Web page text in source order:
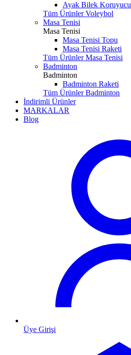
Ayak Bilek Koruyucu
Tüm Ürünler Voleybol
Masa Tenisi
Masa Tenisi
Masa Tenisi Topu
Masa Tenisi Raketi
Tüm Ürünler Masa Tenisi
Badminton
Badminton
Badminton Raketi
Tüm Ürünler Badminton
İndirimli Ürünler
MARKALAR
Blog
Üye Girişi